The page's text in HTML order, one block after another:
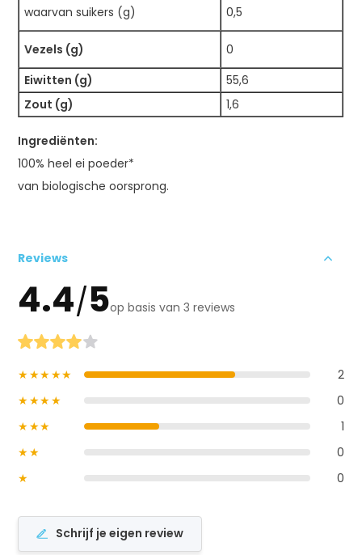
waarvan suikers (g) 0,5
Vezels (g)
0
Eiwitten (g)
55,6
Zout (g)
1,6
Ingrediënten:
100% heel ei poeder*
van biologische oorsprong.
Reviews
4.4/5op basis van 3 reviews
★★★★★
2
★★★★
0
★★★
1
★★
0
★
0
Schrijf je eigen review